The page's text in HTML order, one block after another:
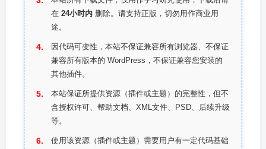
在 24小时内 删除。请支持正版，切勿用作商业用
途。
因代码可变性，本站不保证兼容所有浏览器、不保证
兼容所有版本的 WordPress，不保证兼容您安装的
其他插件。
本站保证所提供资源（插件或主题）的完整性，但不
含授权许可、帮助文档、XML文件、PSD、后续升级
等。
使用该资源（插件或主题）需要用户有一定代码基础